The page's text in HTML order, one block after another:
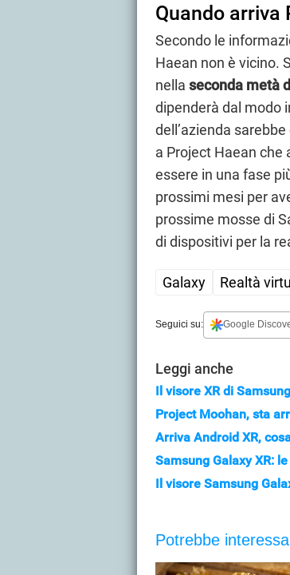
Quando arriva
Secondo le
Haean non è vicino.
nella seconda metà
dipenderà dal modo
dell’azienda
a Project Haean che
essere in una fase
prossimi mesi per
prossime mosse di
di dispositivi per la
Galaxy Realtà
Seguici su: Google
Leggi anche
Il visore XR di
Project Moohan, sta
Arriva Android XR,
Samsung Galaxy XR:
Il visore Samsung